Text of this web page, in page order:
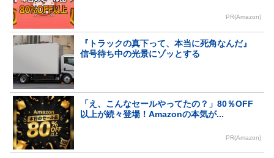
PR(Amazon)
『トラックの真下って、本当に死角なんだ』
信号待ち中の光景にゾッとする
「え、こんなセールやってたの？」80％OFF
以上が続々登場！Amazonの本気が...
PR(Amazon)